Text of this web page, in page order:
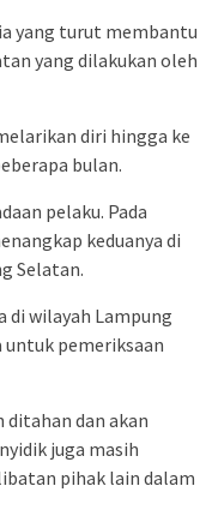
yang turut membantu
yang dilakukan oleh
diri hingga ke
bulan.
pelaku. Pada
keduanya di
Selatan.
di wilayah Lampung
untuk pemeriksaan
dan akan
juga masih
pihak lain dalam